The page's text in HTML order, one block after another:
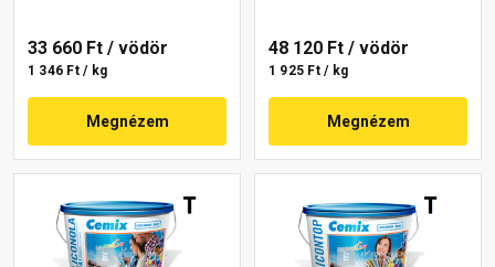
33 660 Ft / vödör
1 346 Ft / kg
Megnézem
48 120 Ft / vödör
1 925 Ft / kg
Megnézem